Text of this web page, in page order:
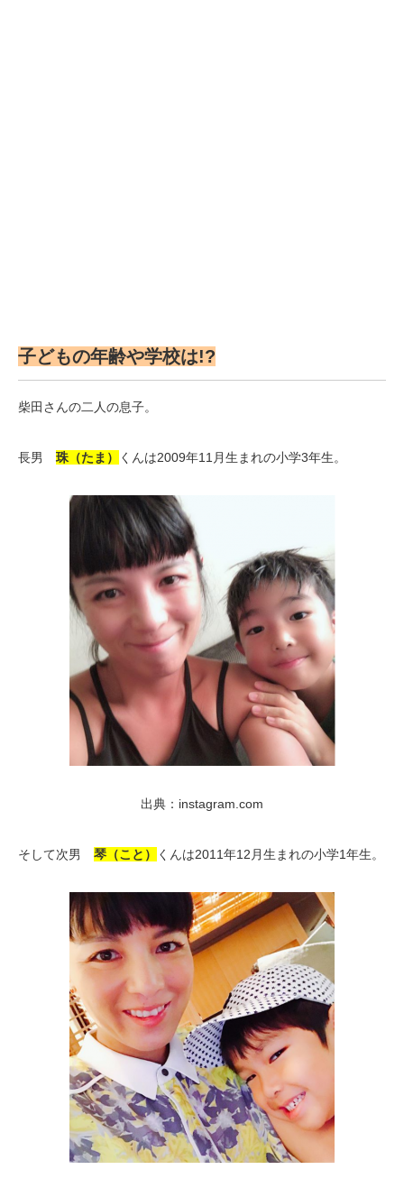
子どもの年齢や学校は!?
柴田さんの二人の息子。
長男 珠（たま） くんは2009年11月生まれの小学3年生。
出典：instagram.com
そして次男 琴（こと） くんは2011年12月生まれの小学1年生。